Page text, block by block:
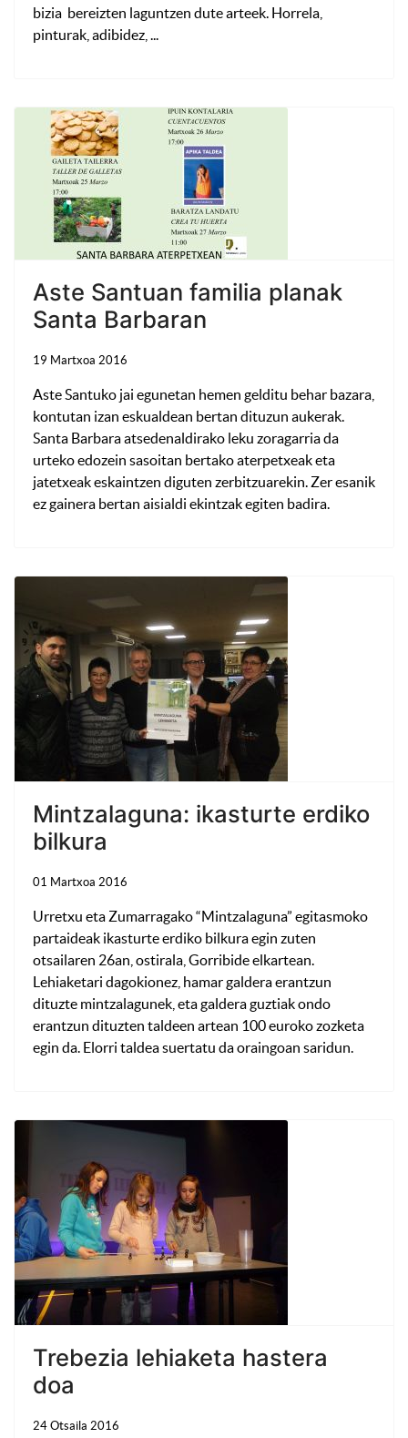
bizia bereizten laguntzen dute arteek. Horrela,
pinturak, adibidez, ...
Aste Santuan familia planak
Santa Barbaran
19 Martxoa 2016
Aste Santuko jai egunetan hemen gelditu behar bazara,
kontutan izan eskualdean bertan dituzun aukerak.
Santa Barbara atsedenaldirako leku zoragarria da
urteko edozein sasoitan bertako aterpetxeak eta
jatetxeak eskaintzen diguten zerbitzuarekin. Zer esanik
ez gainera bertan aisialdi ekintzak egiten badira.
Mintzalaguna: ikasturte erdiko
bilkura
01 Martxoa 2016
Urretxu eta Zumarragako “Mintzalaguna” egitasmoko
partaideak ikasturte erdiko bilkura egin zuten
otsailaren 26an, ostirala, Gorribide elkartean.
Lehiaketari dagokionez, hamar galdera erantzun
dituzte mintzalagunek, eta galdera guztiak ondo
erantzun dituzten taldeen artean 100 euroko zozketa
egin da. Elorri taldea suertatu da oraingoan saridun.
Trebezia lehiaketa hastera
doa
24 Otsaila 2016